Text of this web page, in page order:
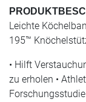
Leichte
195™
• Hilft
zu erholen •